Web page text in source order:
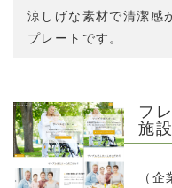
涼しげな素材で清潔感
プレートです。
フ
施設
（